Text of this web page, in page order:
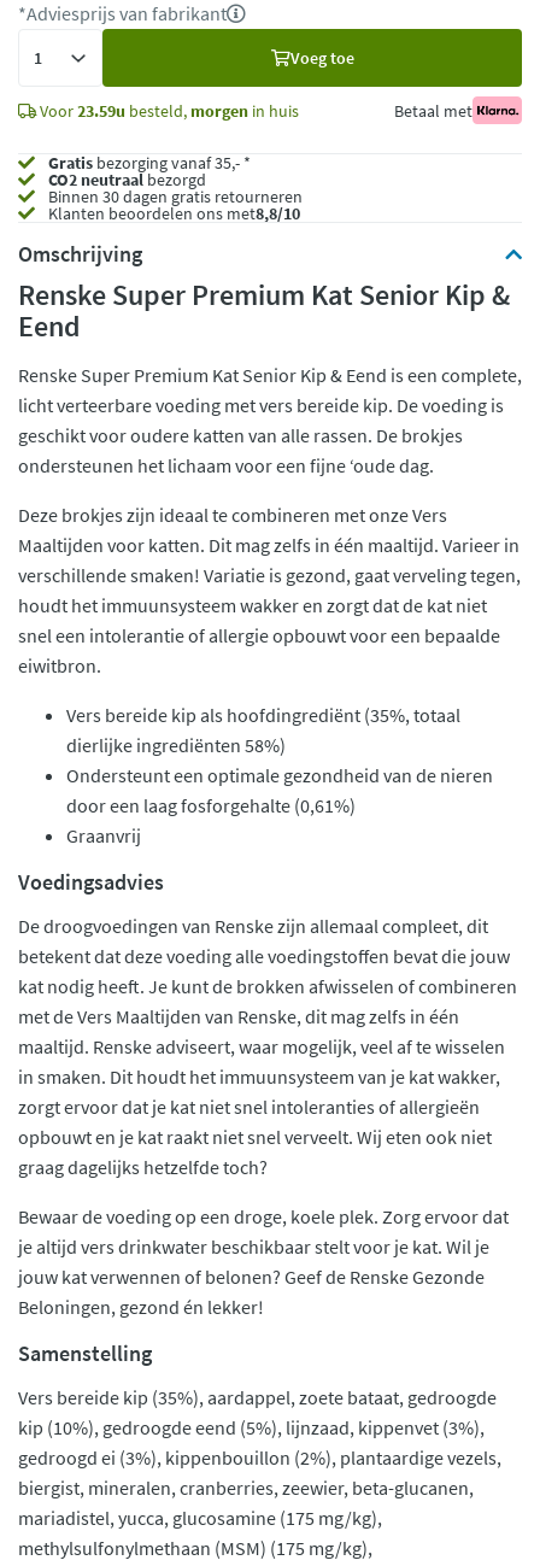
*Adviesprijs van fabrikant
Voeg toe
Voor23.59u besteld, morgen in huis Betaal met
Gratis bezorging vanaf 35,- *
CO2 neutraalbezorgd
Binnen 30 dagen gratis retourneren
Klanten beoordelen ons met8,8/10
Omschrijving
Renske Super Premium Kat Senior Kip &
Eend
Renske Super Premium Kat Senior Kip & Eend is een complete,
licht verteerbare voeding met vers bereide kip. De voeding is
geschikt voor oudere katten van alle rassen. De brokjes
ondersteunen het lichaam voor een fijne ‘oude dag.
Deze brokjes zijn ideaal te combineren met onze Vers
Maaltijden voor katten. Dit mag zelfs in één maaltijd. Varieer in
verschillende smaken! Variatie is gezond, gaat verveling tegen,
houdt het immuunsysteem wakker en zorgt dat de kat niet
snel een intolerantie of allergie opbouwt voor een bepaalde
eiwitbron.
Vers bereide kip als hoofdingrediënt (35%, totaal
dierlijke ingrediënten 58%)
Ondersteunt een optimale gezondheid van de nieren
door een laag fosforgehalte (0,61%)
Graanvrij
Voedingsadvies
De droogvoedingen van Renske zijn allemaal compleet, dit
betekent dat deze voeding alle voedingstoffen bevat die jouw
kat nodig heeft. Je kunt de brokken afwisselen of combineren
met de Vers Maaltijden van Renske, dit mag zelfs in één
maaltijd. Renske adviseert, waar mogelijk, veel af te wisselen
in smaken. Dit houdt het immuunsysteem van je kat wakker,
zorgt ervoor dat je kat niet snel intoleranties of allergieën
opbouwt en je kat raakt niet snel verveelt. Wij eten ook niet
graag dagelijks hetzelfde toch?
Bewaar de voeding op een droge, koele plek. Zorg ervoor dat
je altijd vers drinkwater beschikbaar stelt voor je kat. Wil je
jouw kat verwennen of belonen? Geef de Renske Gezonde
Beloningen, gezond én lekker!
Samenstelling
Vers bereide kip (35%), aardappel, zoete bataat, gedroogde
kip (10%), gedroogde eend (5%), lijnzaad, kippenvet (3%),
gedroogd ei (3%), kippenbouillon (2%), plantaardige vezels,
biergist, mineralen, cranberries, zeewier, beta-glucanen,
mariadistel, yucca, glucosamine (175 mg/kg),
methylsulfonylmethaan (MSM) (175 mg/kg),